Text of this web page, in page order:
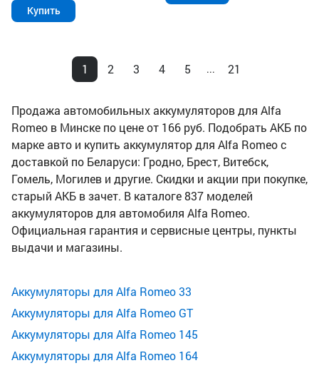
Купить
1 2 3 4 5 ... 21
Продажа автомобильных аккумуляторов для Alfa
Romeo в Минске по цене от 166 руб. Подобрать АКБ по
марке авто и купить аккумулятор для Alfa Romeo с
доставкой по Беларуси: Гродно, Брест, Витебск,
Гомель, Могилев и другие. Скидки и акции при покупке,
старый АКБ в зачет. В каталоге 837 моделей
аккумуляторов для автомобиля Alfa Romeo.
Официальная гарантия и сервисные центры, пункты
выдачи и магазины.
Аккумуляторы для Alfa Romeo 33
Аккумуляторы для Alfa Romeo GT
Аккумуляторы для Alfa Romeo 145
Аккумуляторы для Alfa Romeo 164